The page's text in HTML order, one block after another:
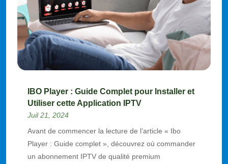
IBO Player : Guide Complet pour Installer et
Utiliser cette Application IPTV
Juil 21, 2024
Avant de commencer la lecture de l’article « Ibo
Player : Guide complet », découvrez où commander
un abonnement IPTV de qualité premium